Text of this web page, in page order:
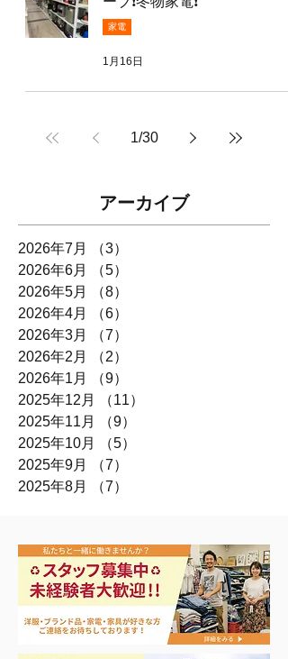
家電
1月16日
1/30
アーカイブ
2026年7月 （3）
2026年6月
（5）
2026年5月
（8）
2026年4月
（6）
2026年3月
（7）
2026年2月
（2）
2026年1月
（9）
2025年12月
（11）
2025年11月
（9）
2025年10月
（5）
2025年9月
（7）
2025年8月
（7）